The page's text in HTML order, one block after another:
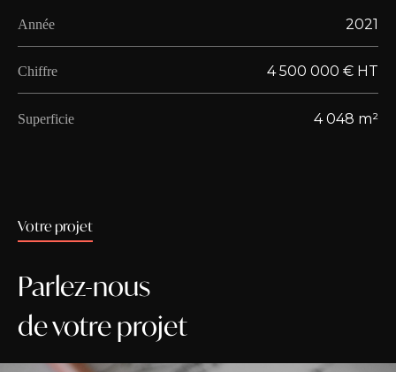
Année 2021
Chiffre 4 500 000 € HT
Superficie 4 048 m²
Votre projet
Parlez-nous
de votre projet